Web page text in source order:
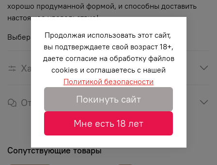
хорошо продуманной формой, и способны доставить
настоящее удовольствие!
Выбери свой CALIBER!
Характеристики
Отзывы
Сопутствующие товары
Продолжая использовать этот сайт,
вы подтверждаете свой возраст 18+,
даете согласие на обработку файлов
cookies и соглашаетесь с нашей
Политикой безопасности
Покинуть сайт
Мне есть 18 лет